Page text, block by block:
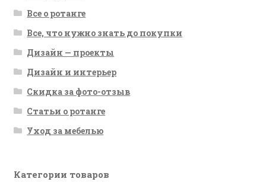
Все о ротанге
Все, что нужно знать до покупки
Дизайн — проекты
Дизайн и интерьер
Скидка за фото-отзыв
Статьи о ротанге
Уход за мебелью
Категории товаров